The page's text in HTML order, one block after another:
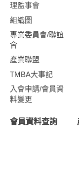
理監事會
組織圖
專業委員會/聯誼
會
產業聯盟
TMBA大事記
入會申請/會員資
料變更
會員資料查詢